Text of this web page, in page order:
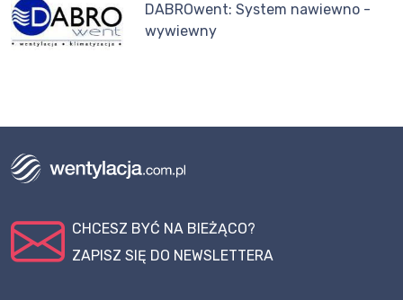
DABROwent: System nawiewno -
wywiewny
CHCESZ BYĆ NA BIEŻĄCO?
ZAPISZ SIĘ DO NEWSLETTERA